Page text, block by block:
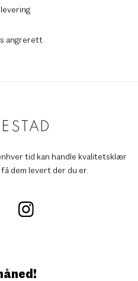
levering
angrerett
tid kan handle kvalitetsklær
dem levert der du er.